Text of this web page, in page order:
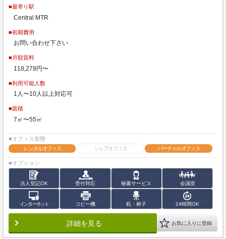
■最寄り駅
Central MTR
■初期費用
お問い合わせ下さい
■月額賃料
118,278円〜
■利用可能人数
1人〜10人以上対応可
■面積
7㎡〜55㎡
■オフィス形態
レンタルオフィス
シェアオフィス バーチャルオフィス
■オプション
法人登記OK 受付対応 秘書サービス 会議室
インターネット コピー機 机・椅子 24時間OK
詳細を見る お気に入りに登録